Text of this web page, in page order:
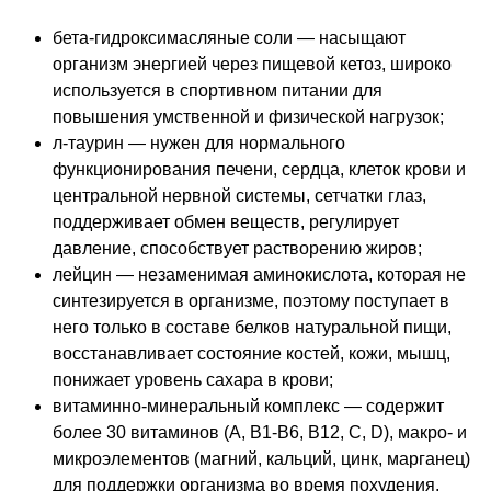
бета-гидроксимасляные соли — насыщают
организм энергией через пищевой кетоз, широко
используется в спортивном питании для
повышения умственной и физической нагрузок;
л-таурин — нужен для нормального
функционирования печени, сердца, клеток крови и
центральной нервной системы, сетчатки глаз,
поддерживает обмен веществ, регулирует
давление, способствует растворению жиров;
лейцин — незаменимая аминокислота, которая не
синтезируется в организме, поэтому поступает в
него только в составе белков натуральной пищи,
восстанавливает состояние костей, кожи, мышц,
понижает уровень сахара в крови;
витаминно-минеральный комплекс — содержит
более 30 витаминов (А, В1-В6, В12, С, D), макро- и
микроэлементов (магний, кальций, цинк, марганец)
для поддержки организма во время похудения.